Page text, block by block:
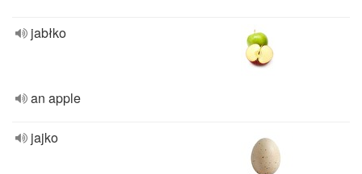
jabłko
an apple
jajko